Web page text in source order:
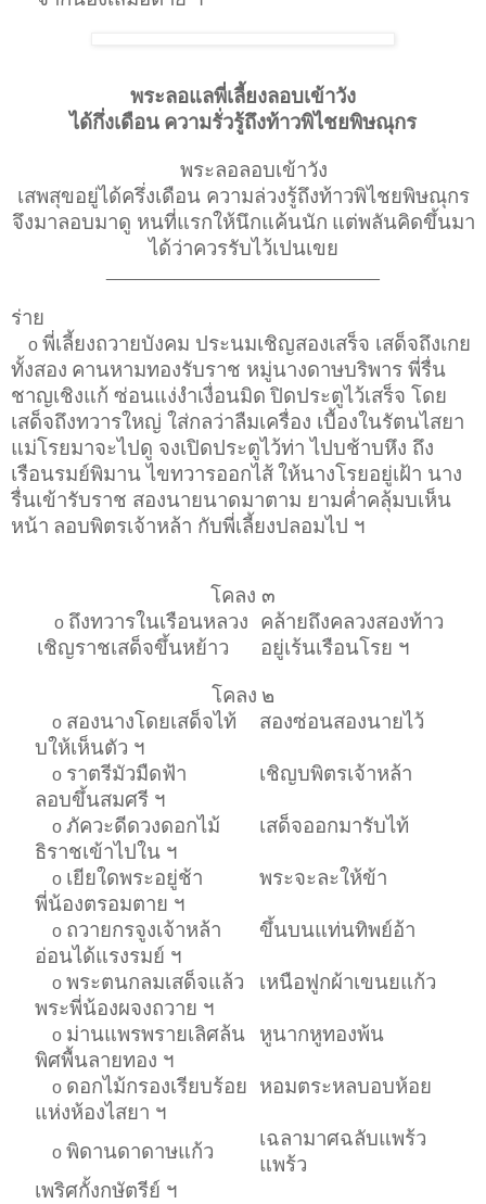
พระลอแลพี่เลี้ยงลอบเข้าวัง
ได้กึ่งเดือน ความรั่วรู้ถึงท้าวพิไชยพิษณุกร
พระลอลอบเข้าวัง
เสพสุขอยู่ได้ครึ่งเดือน ความล่วงรู้ถึงท้าวพิไชยพิษณุกร
จึงมาลอบมาดู หนที่แรกให้นึกแค้นนัก แต่พลันคิดขึ้นมา
ได้ว่าควรรับไว้เปนเขย
ร่าย
o พี่เลี้ยงถวายบังคม ประนมเชิญสองเสร็จ เสด็จถึงเกย
ทั้งสอง คานหามทองรับราช หมู่นางดาษบริพาร พี่รื่น
ชาญเชิงแก้ ซ่อนแง่งำเงื่อนมิด ปิดประตูไว้เสร็จ โดย
เสด็จถึงทวารใหญ่ ใส่กลว่าลืมเครื่อง เบื้องในรัตนไสยา
แม่โรยมาจะไปดู จงเปิดประตูไว้ท่า ไปบช้าบหึง ถึง
เรือนรมย์พิมาน ไขทวารออกไส้ให้นางโรยอยู่เฝ้า นาง
รื่นเข้ารับราช สองนายนาดมาตาม ยามค่ำคลุ้มบเห็น
หน้า ลอบพิตรเจ้าหล้า กับพี่เลี้ยงปลอมไป ฯ
โคลง ๓
o ถึงทวารในเรือนหลวง คล้ายถึงคลวงสองท้าว
เชิญราชเสด็จขึ้นหย้าว
อยู่เร้นเรือนโรย ฯ
โคลง ๒
o สองนางโดยเสด็จไท้
สองซ่อนสองนายไว้
บให้เห็นตัว ฯ
o ราตรีมัวมืดฟ้า
เชิญบพิตรเจ้าหล้า
ลอบขึ้นสมศรี ฯ
o ภัควะดีดวงดอกไม้
เสด็จออกมารับไท้
ธิราชเข้าไปใน ฯ
o เยียใดพระอยู่ช้า
พระจะละให้ข้า
พี่น้องตรอมตาย ฯ
o ถวายกรจูงเจ้าหล้า
ขึ้นบนแท่นทิพย์อ้า
อ่อนได้แรงรมย์ ฯ
o พระตนกลมเสด็จแล้ว
เหนือฟูกผ้าเขนยแก้ว
พระพี่น้องผจงถวาย ฯ
o ม่านแพรพรายเลิศล้น หูนากหูทองพ้น
พิศพื้นลายทอง ฯ
o ดอกไม้กรองเรียบร้อย หอมตระหลบอบห้อย
แห่งห้องไสยา ฯ
o พิดานดาดาษแก้ว
เฉลามาศฉลับแพร้ว
แพร้ว
เพริศกั้งกษัตรีย์ ฯ